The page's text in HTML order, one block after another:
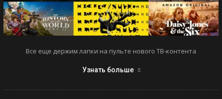
Все еще держим лапки на пульте нового ТВ-контента
Узнать больше